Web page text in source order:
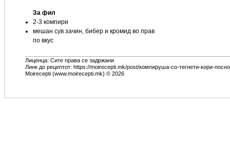
За фил
2-3 компири
мешан сув зачин, бибер и кромид во прав
по вкус
Лиценца: Сите права се задржани
Линк до рецептот: https://moirecepti.mk/post/компируша-со-тегнети-кори-посно
Moirecepti (www.moirecepti.mk) © 2026